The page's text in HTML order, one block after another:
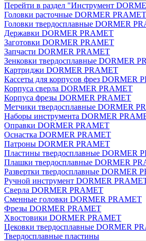
Перейти в раздел "Инструмент
Головки расточные DORMER PRAMET
Головки твердосплавные DORMER
Державки DORMER PRAMET
Заготовки DORMER PRAMET
Запчасти DORMER PRAMET
Зенковки твердосплавные DORMER
Картриджи DORMER PRAMET
Кассеты для корпусов фрез DORMER
Корпуса сверла DORMER PRAMET
Корпуса фрезы DORMER PRAMET
Метчики твердосплавные DORMER
Наборы инструмента DORMER
Оправки DORMER PRAMET
Оснастка DORMER PRAMET
Патроны DORMER PRAMET
Пластины твердосплавные DORMER
Плашки твердосплавные DORMER
Развертки твердосплавные DORMER
Ручной инструмент DORMER
Сверла DORMER PRAMET
Сменные головки DORMER PRAMET
Фрезы DORMER PRAMET
Хвостовики DORMER PRAMET
Цековки твердосплавные DORMER
Твердосплавные пластины